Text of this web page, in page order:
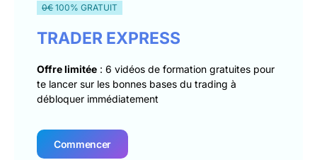
0€100% GRATUIT
TRADER EXPRESS
Offre limitée : 6 vidéos de formation gratuites pour
te lancer sur les bonnes bases du trading à
débloquer immédiatement
Commencer